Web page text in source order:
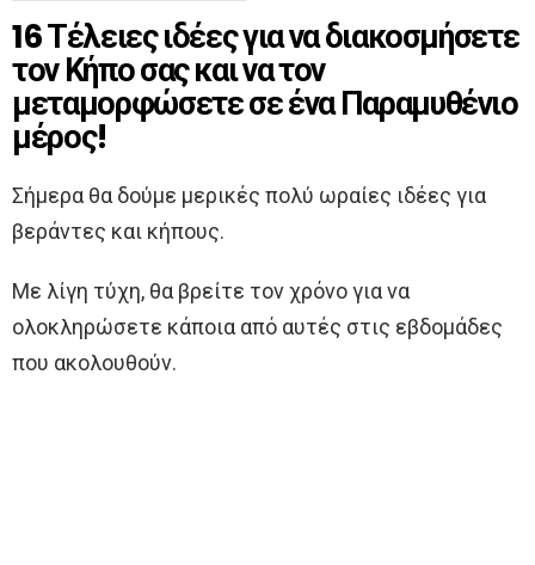
16 Τέλειες ιδέες για να διακοσμήσετε
τον Κήπο σας και να τον
μεταμορφώσετε σε ένα Παραμυθένιο
μέρος!
Σήμερα θα δούμε μερικές πολύ ωραίες ιδέες για
βεράντες και κήπους.
Με λίγη τύχη, θα βρείτε τον χρόνο για να
ολοκληρώσετε κάποια από αυτές στις εβδομάδες
που ακολουθούν.